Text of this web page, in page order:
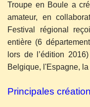
Troupe en Boule a
amateur, en
Festival régional
entière (6
lors de l’édition
Belgique, l'Espagne,
Principales